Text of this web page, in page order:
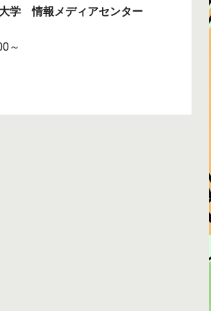
学 情報メディアセンター
～